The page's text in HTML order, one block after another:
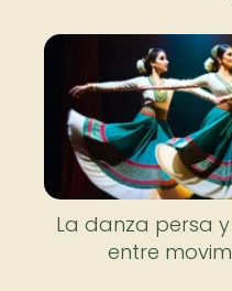
La danza persa
entre